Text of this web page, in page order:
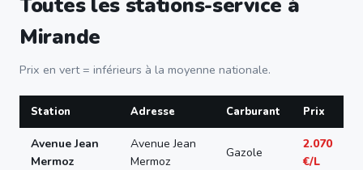
Toutes les stations-service à
Mirande
Prix en vert = inférieurs à la moyenne nationale.
Station Adresse Carburant Prix
Avenue Jean
Mermoz
Avenue Jean
Mermoz
Gazole
2.070
€/L